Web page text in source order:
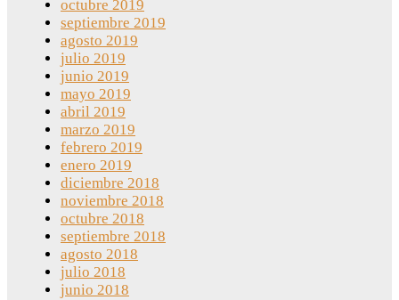
octubre 2019
septiembre 2019
agosto 2019
julio 2019
junio 2019
mayo 2019
abril 2019
marzo 2019
febrero 2019
enero 2019
diciembre 2018
noviembre 2018
octubre 2018
septiembre 2018
agosto 2018
julio 2018
junio 2018